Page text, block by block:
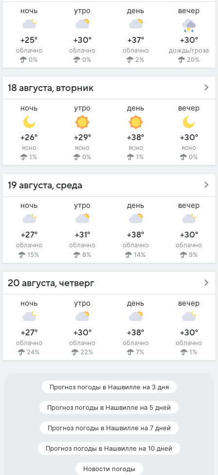
ночь
+25°
облачно
0%
утро
+30°
облачно
0%
день
+37°
облачно
2%
вечер
+30°
дождь/гроза
20%
18 августа, вторник
ночь
+26°
ясно
1%
утро
+29°
ясно
0%
день
+38°
ясно
1%
вечер
+30°
ясно
0%
19 августа, среда
ночь
+27°
облачно
15%
утро
+31°
облачно
8%
день
+38°
облачно
14%
вечер
+30°
облачно
9%
20 августа, четверг
ночь
+27°
облачно
24%
утро
+30°
облачно
22%
день
+38°
облачно
7%
вечер
+30°
облачно
1%
Прогноз погоды в Нашвилле на 3 дня
Прогноз погоды в Нашвилле на 5 дней
Прогноз погоды в Нашвилле на 7 дней
Прогноз погоды в Нашвилле на 10 дней
Новости погоды